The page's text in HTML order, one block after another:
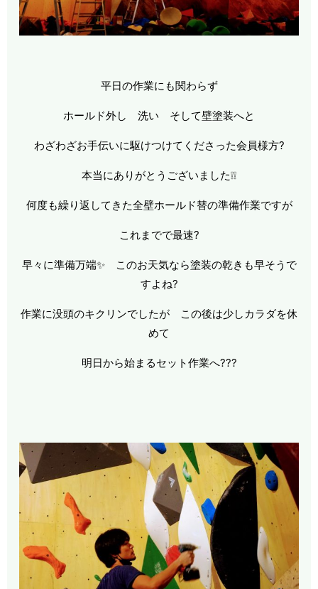
平日の作業にも関わらず
ホールド外し 洗い そして壁塗装へと
わざわざお手伝いに駆けつけてくださった会員様方?
本当にありがとうございました❕❕
何度も繰り返してきた全壁ホールド替の準備作業ですが
これまでで最速?
早々に準備万端✨ このお天気なら塗装の乾きも早そうで
すよね?
作業に没頭のキクリンでしたが この後は少しカラダを休
めて
明日から始まるセット作業へ???